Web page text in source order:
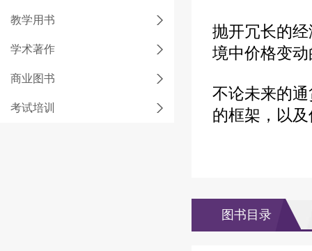
教学用书
学术著作
商业图书
考试培训
抛开冗长的
境中价格变
不论未来的
的框架，以
图书目录